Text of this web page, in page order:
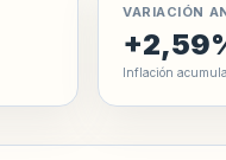
VARIACIÓN
Inflación